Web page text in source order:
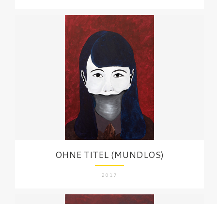
OHNE TITEL (MUNDLOS)
2017